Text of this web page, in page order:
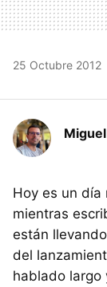
25 Octubre 2012
Hoy es un
mientras
están
del
hablado largo